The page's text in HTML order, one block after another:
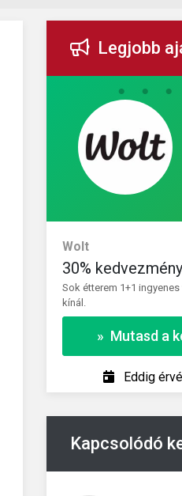
Legjobb
Wolt
30%
Sok étterem 1+1
kínál.
» Mutasd a
Eddig
Kapcsolódó